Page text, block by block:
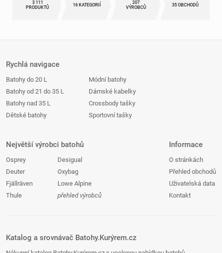
3 111
PRODUKTŮ
16 KATEGORIÍ
207
VÝROBCŮ
35 OBCHODŮ
Rychlá navigace
Batohy do 20 L
Batohy od 21 do 35 L
Batohy nad 35 L
Dětské batohy
Módní batohy
Dámské kabelky
Crossbody tašky
Sportovní tašky
Největší výrobci batohů
Osprey
Deuter
Fjällräven
Thule
Desigual
Oxybag
Lowe Alpine
přehled výrobců
Informace
O stránkách
Přehled obchodů
Uživatelská data
Kontakt
Katalog a srovnávač Batohy.Kurýrem.cz